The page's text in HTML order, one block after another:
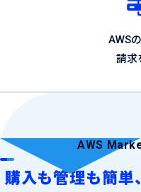
AWS
請求
AWS
購入も管理も簡単